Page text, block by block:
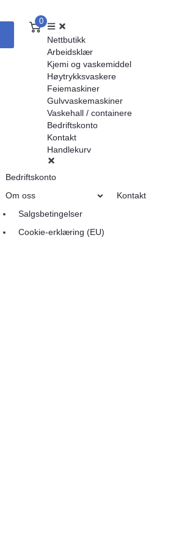
0
Nettbutikk
Arbeidsklær
Kjemi og vaskemiddel
Høytrykksvaskere
Feiemaskiner
Gulvvaskemaskiner
Vaskehall / containere
Bedriftskonto
Kontakt
Handlekurv
Bedriftskonto
Om oss
Salgsbetingelser
Cookie-erklæring (EU)
Kontakt